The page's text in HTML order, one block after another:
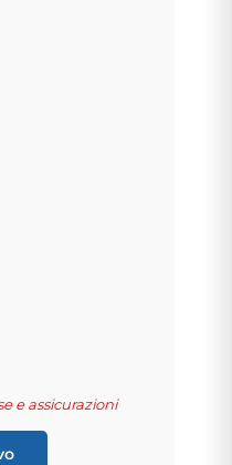
e assicurazioni